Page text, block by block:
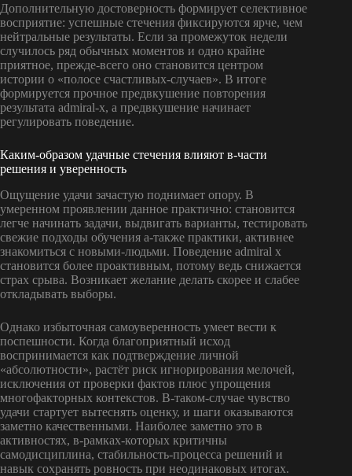
Дополнительную достоверность формирует селективное
восприятие: успешные стечения фиксируются ярче, чем
нейтральные результаты. Если за промежуток недели
случилось ряд обычных моментов и одно крайне
приятное, прежде-всего оно становится центром
истории о «полосе счастливых-случаев». В итоге
формируется прочное предвкушение повторения
результата admiral-x, а предвкушение начинает
регулировать поведение.
Каким-образом удачные стечения влияют в-части
решения и уверенность
Ощущение удачи зачастую поднимает опору. В
умеренном проявлении данное практично: становится
легче начинать задачи, выдвигать варианты, тестировать
свежие подходы обучения а-также практики, активнее
знакомиться с новыми-людьми. Поведение admiral x
становится более проактивным, потому ведь снижается
страх срыва. Возникает желание делать скорее и слабее
откладывать выборы.
Однако избыточная самоуверенность умеет вести к
поспешности. Когда благоприятный исход
воспринимается как подтверждение личной
«абсолютности», растёт риск игнорирования мелочей,
исключения от проверки фактов плюс упрощения
многофакторных контекстов. В-таком-случае чувство
удачи стартует вытеснять оценку, и шаги оказываются
заметно качественными. Наиболее заметно это в
активностях, в-рамках-которых критичны
самодисциплина, стабильность-процесса решений и
навык сохранять ровность при неодинаковых итогах.